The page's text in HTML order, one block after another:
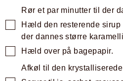
Rør et par minutter til der
Hæld den resterende sirup
der dannes større
Hæld over på bagepapir.
Afkøl til den